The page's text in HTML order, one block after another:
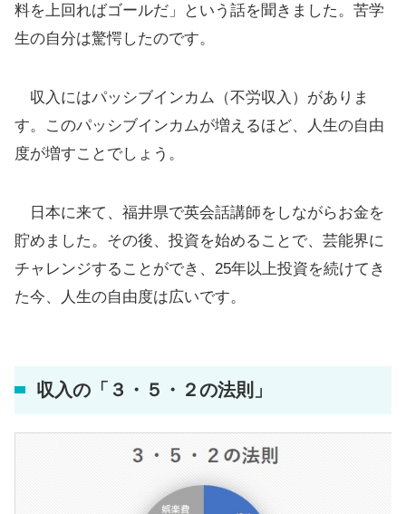
料を上回ればゴールだ」という話を聞きました。苦学
生の自分は驚愕したのです。
収入にはパッシブインカム（不労収入）がありま
す。このパッシブインカムが増えるほど、人生の自由
度が増すことでしょう。
日本に来て、福井県で英会話講師をしながらお金を
貯めました。その後、投資を始めることで、芸能界に
チャレンジすることができ、25年以上投資を続けてき
た今、人生の自由度は広いです。
収入の「３・５・２の法則」